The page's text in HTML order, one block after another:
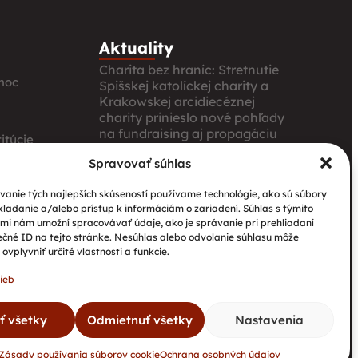
Spravovať súhlas
tých najlepších skúseností používame technológie, ako sú súbory
a/alebo prístup k informáciám o zariadení. Súhlas s týmito
nám umožní spracovávať údaje, ako je správanie pri prehliadaní
ID na tejto stránke. Nesúhlas alebo odvolanie súhlasu môže
určité vlastnosti a funkcie.
všetky Odmietnuť všetky Nastavenia
používania súborov cookieOchrana osobných údajov
Aktuality
Charita bez hraníc: Stretnutie
Spišskej katolíckej charity a
Krakowskej arcidiecéznej
charity prinieslo nové pohľady
na fundraising aj propagáciu
Nové petangové ihrisko
prináša seniorom radosť,
pohyb a komunitu
Národný projekt „Integrácia
štátnych príslušníkov tretích
krajín vrátane migrantov“